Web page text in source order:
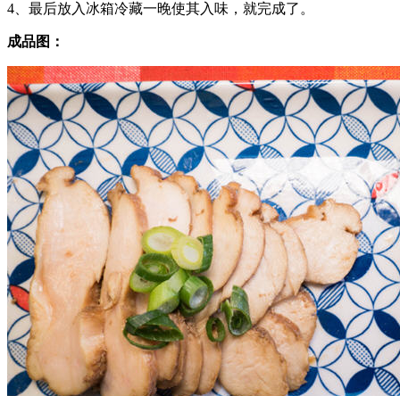
4、最后放入冰箱冷藏一晚使其入味，就完成了。
成品图：